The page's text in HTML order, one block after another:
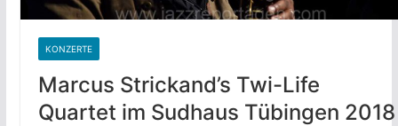
KONZERTE
Marcus Strickand’s Twi-Life
Quartet im Sudhaus Tübingen 2018